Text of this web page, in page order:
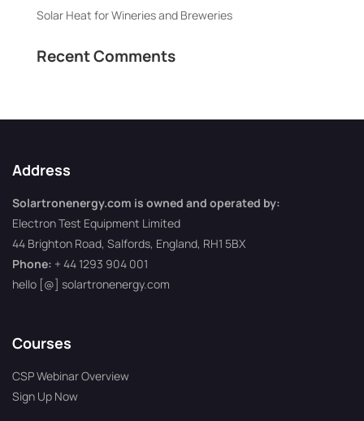
Solar Heat for Wineries and Breweries
Recent Comments
Address
Solartronenergy.com is owned and operated by:
Electron Test Equipment Limited
44 Brighton Road, Salfords, England, RH1 5BX
Phone: + 44 1293 904 001
hello [@] solartronenergy.com
Courses
CSP Webinar Overview
Sign Up Now